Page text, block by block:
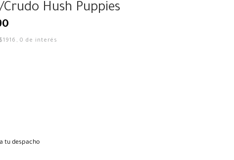
Crudo Hush Puppies
$1916 ,0 de interés
tu despacho